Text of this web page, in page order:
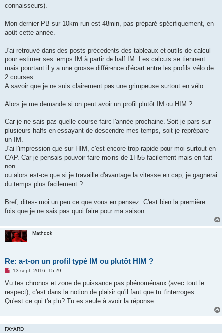
connaisseurs).
Mon dernier PB sur 10km run est 48min, pas préparé spécifiquement, en
août cette année.
J'ai retrouvé dans des posts précedents des tableaux et outils de calcul
pour estimer ses temps IM à partir de half IM. Les calculs se tiennent
mais pourtant il y a une grosse différence d'écart entre les profils vélo de
2 courses.
A savoir que je ne suis clairement pas une grimpeuse surtout en vélo.
Alors je me demande si on peut avoir un profil plutôt IM ou HIM ?
Car je ne sais pas quelle course faire l'année prochaine. Soit je pars sur
plusieurs halfs en essayant de descendre mes temps, soit je reprépare
un IM.
J'ai l'impression que sur HIM, c'est encore trop rapide pour moi surtout en
CAP. Car je pensais pouvoir faire moins de 1H55 facilement mais en fait
non.
ou alors est-ce que si je travaille d'avantage la vitesse en cap, je gagnerai
du temps plus facilement ?
Bref, dites- moi un peu ce que vous en pensez. C'est bien la première
fois que je ne sais pas quoi faire pour ma saison.
Mathdok
Re: a-t-on un profil typé IM ou plutôt HIM ?
M
s
a
g
n
l
13 sept. 2016, 15:29
Vu tes chronos et zone de puissance pas phénoménaux (avec tout le
respect), c'est dans la notion de plaisir qu'il faut que tu t'interroges.
Qu'est ce qui t'a plu? Tu es seule à avoir la réponse.
FAYARD